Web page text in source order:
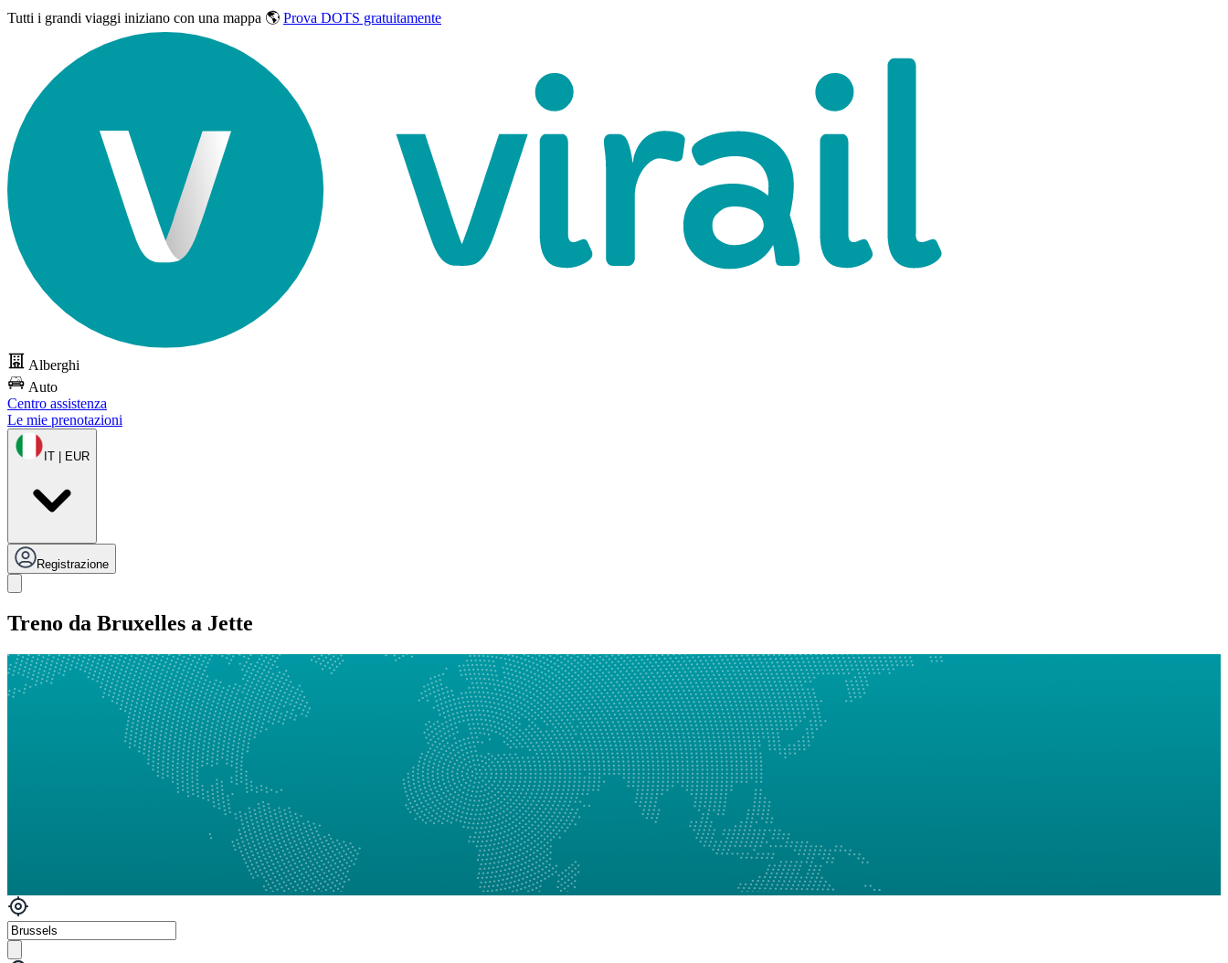
Tutti i grandi viaggi iniziano con una mappa 🌎 Prova DOTS gratuitamente
Alberghi
Auto
Centro assistenza
Le mie prenotazioni
IT | EUR
Registrazione
Treno da Bruxelles a Jette